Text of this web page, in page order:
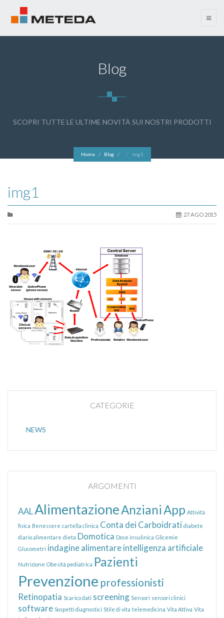
menu
Blog
SCOPRI TUTTE LE ULTIME NOVITÀ SUI NOSTRI PRODOTTI
Home Blog img1
img1
27 AGO 2015
CATEGORIE
NEWS
ARGOMENTI
AALAlimentazioneAnzianiApp Attività
fisica Benessere cartella clinica Conta dei Carboidrati diabete
diario alimentare dieta Domotica Dose insulinica Glicemie
Glucometri indagine alimentareintelligenza artificiale
Nutrizione Obesità pediatrica Pazienti
Prevenzione professionisti
Retinopatia Scarico dati screening Sensori sensori clinici
software Sospetti diagnostici Stile di vita telemedicina Vita Attiva Vita